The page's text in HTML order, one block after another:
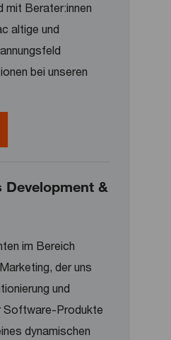
mit Berater:innen
altige und
bei unseren
/ Werkstudent im
&
im Bereich
der uns
und
Software-Produkte
dynamischen